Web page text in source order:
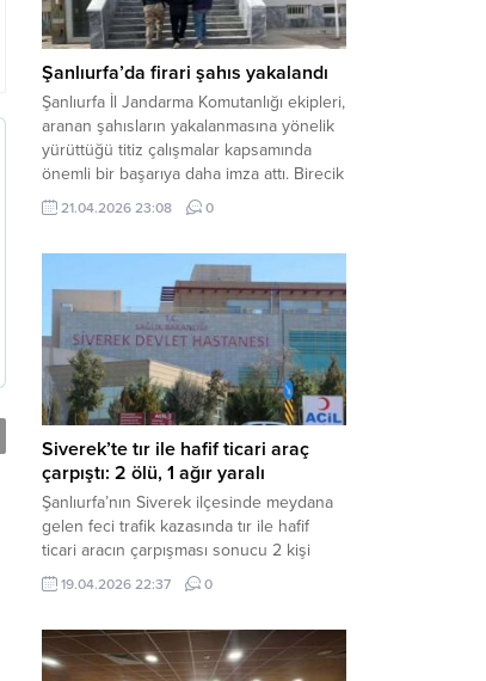
Şanlıurfa’da firari şahıs yakalandı
Şanlıurfa İl Jandarma Komutanlığı ekipleri,
aranan şahısların yakalanmasına yönelik
yürüttüğü titiz çalışmalar kapsamında
önemli bir başarıya daha imza attı. Birecik
ilçesinde düzenlenen operasyonla,
hakkında kesinleşmiş hapis cezası
teslim edildi. Haber Merkezi – Şanlıurfa
Valiliği İl Basın ve Halkla İlişkiler
Müdürlüğü tarafından yapılan açıklamaya
göre; İl...
21.04.2026 23:08 0
Siverek’te tır ile hafif ticari araç
çarpıştı: 2 ölü, 1 ağır yaralı
Şanlıurfa’nın Siverek ilçesinde meydana
gelen feci trafik kazasında tır ile hafif
ticari aracın çarpışması sonucu 2 kişi
yaşamını yitirdi, 1 kişi ise ağır yaralandı.
Haber Merkezi – Siverek-Adıyaman kara
çarpışması sonucu meydana gelen
kazada can pazarı yaşandı. Kafa Kafaya
19.04.2026 22:37 0